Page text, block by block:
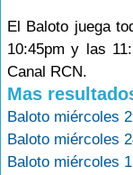
El Baloto juega
10:45pm y las
Canal RCN.
Mas
Baloto miércoles
Baloto miércoles
Baloto miércoles